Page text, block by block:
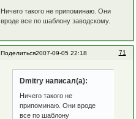
Ничего такого не припоминаю. Они
вроде все по шаблону заводскому.
Поделиться 71
2007-09-05 22:18
Dmitry написал(а):
Ничего такого не
припоминаю. Они вроде
все по шаблону